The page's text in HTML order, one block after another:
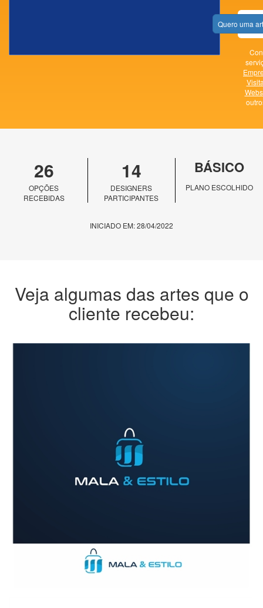
Quero uma
26
OPÇÕES
RECEBIDAS
14
DESIGNERS
PARTICIPANTES
BÁSICO
PLANO ESCOLHIDO
INICIADO EM: 28/04/2022
Veja algumas das artes que o
cliente recebeu: